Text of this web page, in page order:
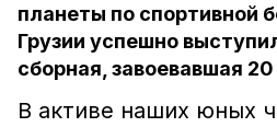
планеты по спортивной
Грузии успешно
сборная, завоевавшая
В активе наших юных